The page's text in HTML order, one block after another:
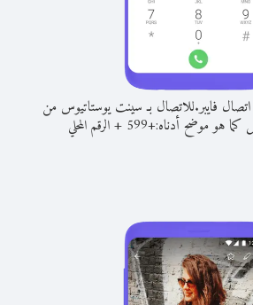
فايبر.للاتصال بـ سينت يوستاتيوس من
كما هو موضح أدناه:+
599
+الرقم المحلي